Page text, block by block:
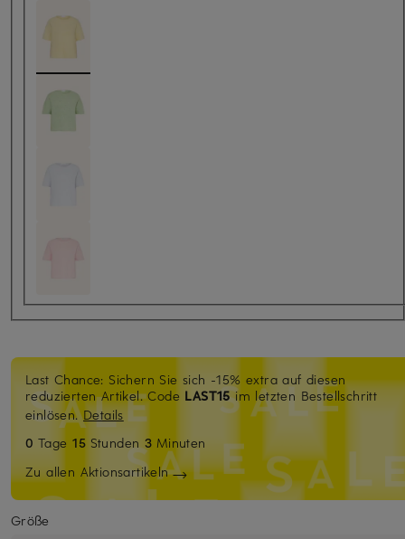
Last Chance: Sichern Sie sich -15% extra auf diesen
reduzierten Artikel. Code LAST15im letzten Bestellschritt
einlösen.Details
0 Tage15 Stunden 3 Minuten
Zu allen Aktionsartikeln
Größe